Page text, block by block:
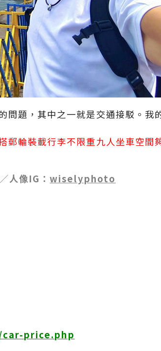
問題，其中之一就是交通接駁。我
郵輪裝載行李不限重九人坐車空間
／人像IG：wiselyphoto
price.php